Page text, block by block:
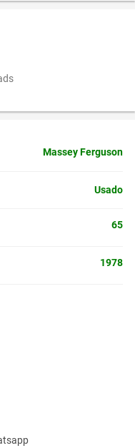
Massey Ferguson
Usado
65
1978